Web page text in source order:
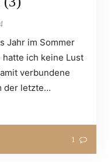
Jahr im Sommer
ich keine Lust
verbundene
der letzte…
1